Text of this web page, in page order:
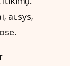
ausys,